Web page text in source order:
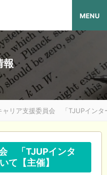
MENU
報
ャリア支援委員会 「TJUPイン
「TJUPインタ
て【主催】